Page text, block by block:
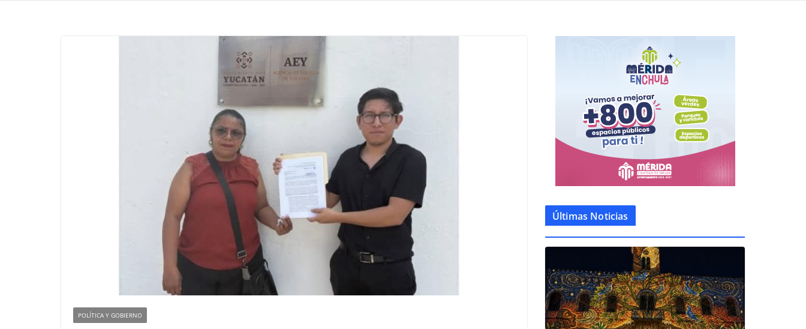
POLÍTICA Y GOBIERNO
Últimas Noticias